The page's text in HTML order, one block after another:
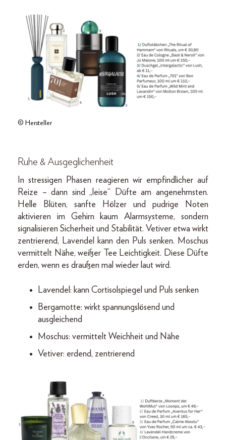
© Hersteller
Ruhe & Ausgeglichenheit
In stressigen Phasen reagieren wir empfindlicher auf
Reize – dann sind „leise“ Düfte am angenehmsten.
Helle Blüten, sanfte Hölzer und pudrige Noten
aktivieren im Gehirn kaum Alarmsysteme, sondern
signalisieren Sicherheit und Stabilität. Vetiver etwa wirkt
zentrierend, Lavendel kann den Puls senken. Moschus
vermittelt Nähe, weißer Tee Leichtigkeit. Diese Düfte
erden, wenn es draußen mal wieder laut wird.
Lavendel: kann Cortisolspiegel und Puls senken
Bergamotte: wirkt spannungslösend und
ausgleichend
Moschus: vermittelt Weichheit und Nähe
Vetiver: erdend, zentrierend